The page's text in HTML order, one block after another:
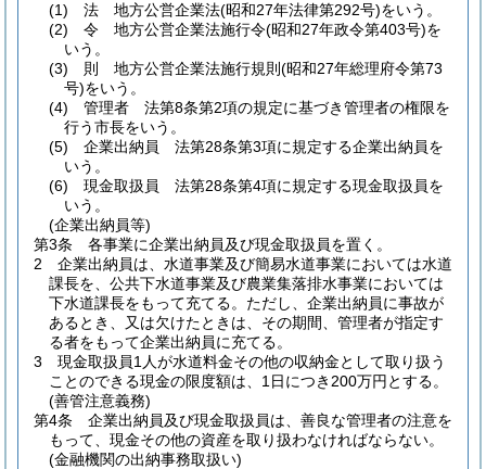
(1)
法 地方公営企業法(昭和27年法律第292号)をいう。
(2)
令 地方公営企業法施行令(昭和27年政令第403号)を
いう。
(3)
則 地方公営企業法施行規則 (昭和27年総理府令第73
号)をいう。
(4)
管理者 法第8条第2項の規定に基づき管理者の権限を
行う市長をいう。
(5)
企業出納員 法第28条第3項に規定する企業出納員を
いう。
(6)
現金取扱員 法第28条第4項に規定する現金取扱員を
いう。
(企業出納員等)
第3条
各事業に企業出納員及び現金取扱員を置く。
2
企業出納員は、水道事業及び簡易水道事業においては水道
課長を、公共下水道事業及び農業集落排水事業においては
下水道課長をもって充てる。 ただし、企業出納員に事故が
あるとき、又は欠けたときは、その期間、管理者が指定す
る者をもって企業出納員に充てる。
3
現金取扱員1人が水道料金その他の収納金として取り扱う
ことのできる現金の限度額は、1日につき200万円とする。
(善管注意義務)
第4条
企業出納員及び現金取扱員は、善良な管理者の注意を
もって、現金その他の資産を取り扱わなければならない。
(金融機関の出納事務取扱い)